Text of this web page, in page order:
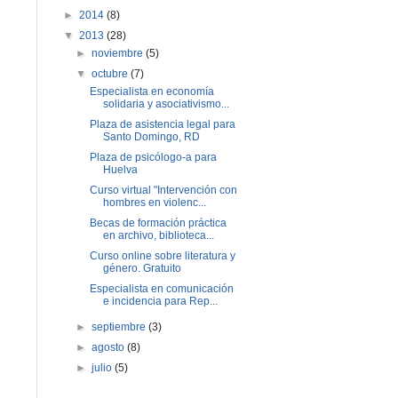
► 2014 (8)
▼ 2013 (28)
►noviembre(5)
▼octubre(7)
Especialista en economía
solidaria y asociativismo...
Plaza de asistencia legal para
Santo Domingo, RD
Plaza de psicólogo-a para
Huelva
Curso virtual "Intervención con
hombres en violenc...
Becas de formación práctica
en archivo, biblioteca...
Curso online sobre literatura y
género. Gratuito
Especialista en comunicación
e incidencia para Rep...
►septiembre(3)
►agosto(8)
►julio(5)